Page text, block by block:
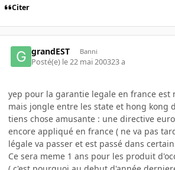
Citer
grandEST Banni
Posté(e) le 22 mai 200323 a
yep pour la garantie legale en france est
mais jongle entre les state et hong kong
tiens chose amusante : une directive
encore appliqué en france ( ne va pas
légale va passer et est passé dans
Ce sera meme 1 ans pour les produit